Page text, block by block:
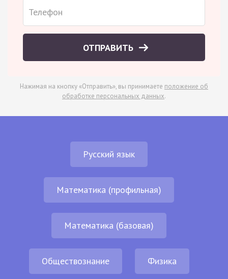
ОТПРАВИТЬ
Нажимая на кнопку «Отправить», вы принимаете положение об
обработке персональных данных.
Русский язык
Математика (профильная)
Математика (базовая)
Обществознание Физика